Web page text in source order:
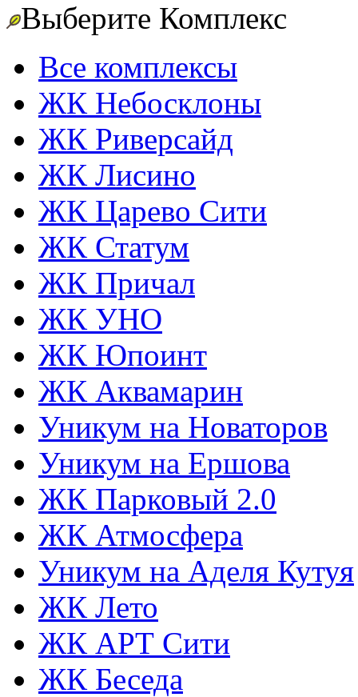
Выберите Комплекс
Все комплексы
ЖК Небосклоны
ЖК Риверсайд
ЖК Лисино
ЖК Царево Сити
ЖК Статум
ЖК Причал
ЖК УНО
ЖК Юпоинт
ЖК Аквамарин
Уникум на Новаторов
Уникум на Ершова
ЖК Парковый 2.0
ЖК Атмосфера
Уникум на Аделя Кутуя
ЖК Лето
ЖК АРТ Сити
ЖК Беседа